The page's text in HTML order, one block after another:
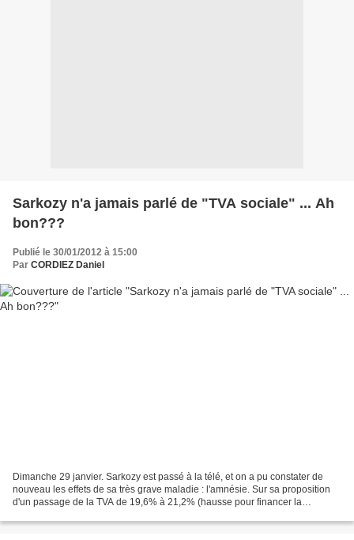
Sarkozy n'a jamais parlé de "TVA sociale" ... Ah
bon???
Publié le 30/01/2012 à 15:00
Par CORDIEZ Daniel
Dimanche 29 janvier. Sarkozy est passé à la télé, et on a pu constater de
nouveau les effets de sa très grave maladie : l'amnésie. Sur sa proposition
d'un passage de la TVA de 19,6% à 21,2% (hausse pour financer la